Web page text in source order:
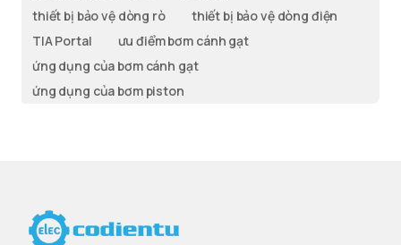
thiết bị bảo vệ dòng rò
thiết bị bảo vệ dòng điện
TIA Portal
ưu điểm bơm cánh gạt
ứng dụng của bơm cánh gạt
ứng dụng của bơm piston